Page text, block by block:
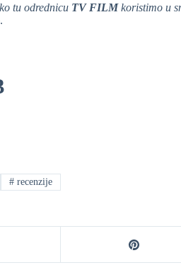
tu odrednicu TV FILMkoristimo u
#recenzije